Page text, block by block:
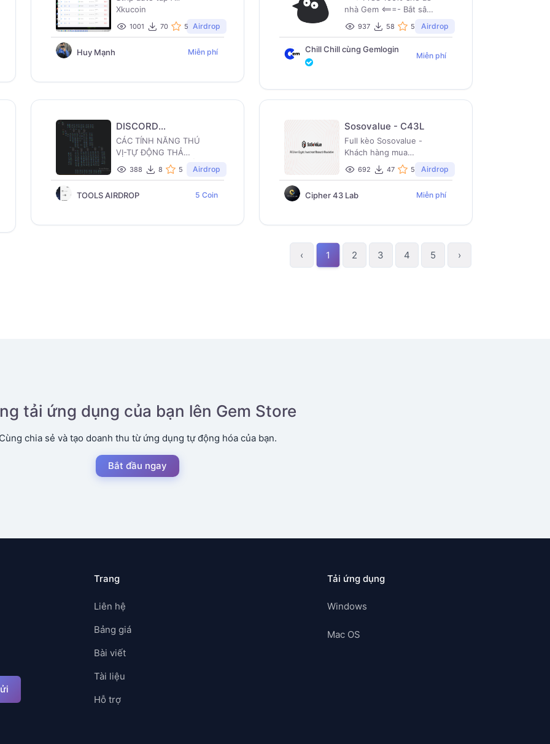
Xkucoin
1001 70 5 Airdrop
Huy Mạnh Miễn phí
nhà Gem <===- Bắt sâu -
Đập trứng- Nâng cấp
trứng- Nhiệm vụ hàng
ngày=> có 1 số nhiệm vụ
cần phải có ví Sui và
có ví nhiệm vụ sẽ tự
động bỏ qua
937 58 5 Airdrop
Chill Chill cùng Gemlogin
Miễn phí
DISCORD
CHATBOT TOOLS
PRO ( KIẾM ROLE
DỰ ÁN )
CÁC TÍNH NĂNG THÚ
VỊ-TỰ ĐỘNG THẢ
REACT CẢM XÚC BẤT KÌ
CỦA NGƯỜI KHÁC - TỰ
NHẮN
388 8 5 Airdrop
TOOLS AIRDROP 5 Coin
Sosovalue - C43L
Full kèo Sosovalue -
Khách hàng mua
gemlogin dưới ref C43L
được miễn phí
692 47 5 Airdrop
Cipher 43 Lab Miễn phí
‹ 1 2 3 4 5 ›
tải ứng dụng của bạn lên Gem Store
Cùng chia sẻ và tạo doanh thu từ ứng dụng tự động hóa của bạn.
Bắt đầu ngay
Trang
Liên hệ
Bảng giá
Bài viết
Tài liệu
Hỗ trợ
Tải ứng dụng
Windows
Mac OS